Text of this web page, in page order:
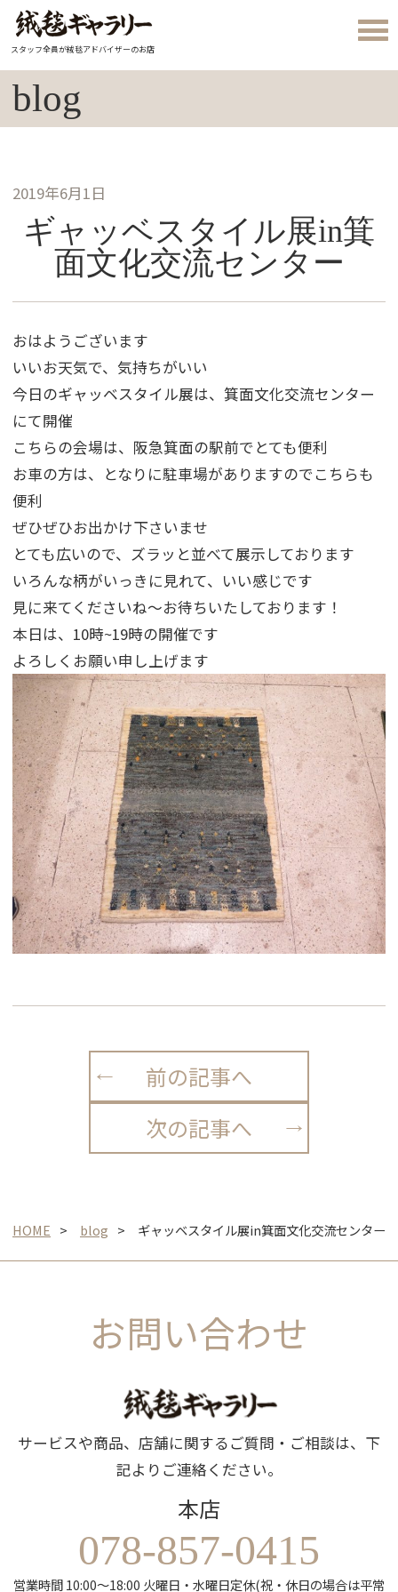
スタッフ全員が絨毯アドバイザーのお店
blog
2019年6月1日
ギャッベスタイル展in箕
面文化交流センター
おはようございます
いいお天気で、気持ちがいい
今日のギャッベスタイル展は、箕面文化交流センター
にて開催
こちらの会場は、阪急箕面の駅前でとても便利
お車の方は、となりに駐車場がありますのでこちらも
便利
ぜひぜひお出かけ下さいませ
とても広いので、ズラッと並べて展示しております
いろんな柄がいっきに見れて、いい感じです
見に来てくださいね～お待ちいたしております！
本日は、10時~19時の開催です
よろしくお願い申し上げます
前の記事へ
次の記事へ
HOME blog ギャッベスタイル展in箕面文化交流センター
お問い合わせ
サービスや商品、店舗に関するご質問・ご相談は、下
記よりご連絡ください。
本店
078-857-0415
営業時間 10:00～18:00 火曜日・水曜日定休(祝・休日の場合は平常